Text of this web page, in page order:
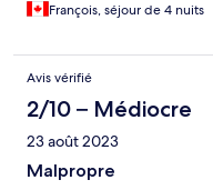
François, séjour de 4 nuits
Avis vérifié
2/10 – Médiocre
23 août 2023
Malpropre